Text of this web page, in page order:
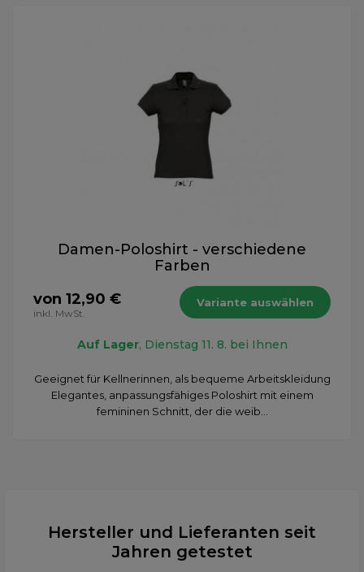
Damen-Poloshirt - verschiedene
Farben
von 12,90 €
inkl. MwSt.
Variante auswählen
Auf Lager, Dienstag 11. 8. bei Ihnen
Geeignet für Kellnerinnen, als bequeme Arbeitskleidung
Elegantes, anpassungsfähiges Poloshirt mit einem
femininen Schnitt, der die weib...
Hersteller und Lieferanten seit
Jahren getestet